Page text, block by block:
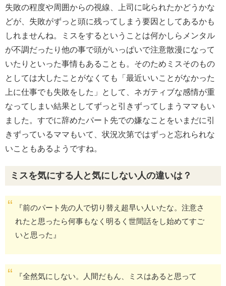
失敗の程度や周囲からの視線、上司に叱られたかどうかな
どが、失敗がずっと頭に残ってしまう要因としてあるかも
しれませんね。ミスをするということは何かしらメンタル
が不調だったり他の事で頭がいっぱいで注意散漫になって
いたりといった事情もあることも。そのためミスそのもの
としては大したことがなくても「最近いいことがなかった
上に仕事でも失敗をした」として、ネガティブな感情が重
なってしまい結果としてずっと引きずってしまうママもい
ました。すでに辞めたパート先での嫌なことをいまだに引
きずっているママもいて、状況次第ではずっと忘れられな
いこともあるようですね。
ミスを気にする人と気にしない人の違いは？
『前のパート先の人で切り替え超早い人いたな。注意さ
れたと思ったら何事もなく明るく世間話をし始めてすご
いと思った』
『全然気にしない。人間だもん、ミスはあると思って